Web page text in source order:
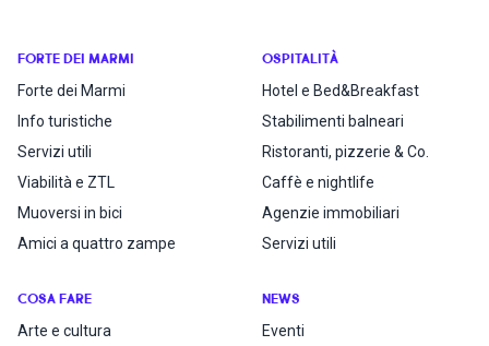
FORTE DEI MARMI
Forte dei Marmi
Info turistiche
Servizi utili
Viabilità e ZTL
Muoversi in bici
Amici a quattro zampe
OSPITALITÀ
Hotel e Bed&Breakfast
Stabilimenti balneari
Ristoranti, pizzerie & Co.
Caffè e nightlife
Agenzie immobiliari
Servizi utili
COSA FARE
Arte e cultura
NEWS
Eventi